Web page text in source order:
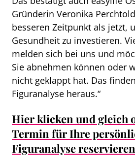
Gründerin Veronika
besseren Zeitpunkt als jetzt,
Gesundheit zu investieren.
melden sich bei uns und
Sie abnehmen können oder
nicht geklappt hat. Das
Figuranalyse heraus.“
Hier klicken und gleich
Termin für Ihre
Figuranalyse